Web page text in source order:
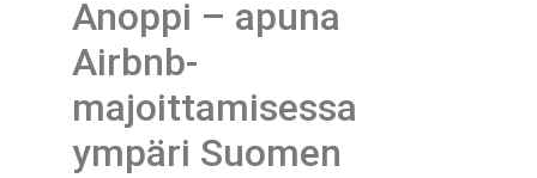
Anoppi – apuna
Airbnb-
majoittamisessa
ympäri Suomen